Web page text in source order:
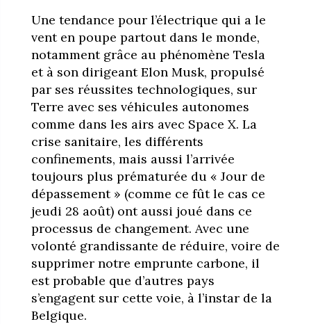
Une tendance pour l’électrique qui a le
vent en poupe partout dans le monde,
notamment grâce au phénomène Tesla
et à son dirigeant Elon Musk, propulsé
par ses réussites technologiques, sur
Terre avec ses véhicules autonomes
comme dans les airs avec Space X. La
crise sanitaire, les différents
confinements, mais aussi l’arrivée
toujours plus prématurée du « Jour de
dépassement » (comme ce fût le cas ce
jeudi 28 août) ont aussi joué dans ce
processus de changement. Avec une
volonté grandissante de réduire, voire de
supprimer notre emprunte carbone, il
est probable que d’autres pays
s’engagent sur cette voie, à l’instar de la
Belgique.